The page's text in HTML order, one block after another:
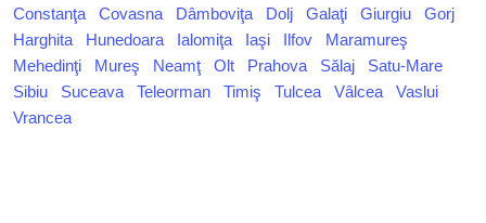
Constanţa
Covasna Dâmboviţa Dolj Galaţi Giurgiu
Gorj
Harghita
Hunedoara Ialomiţa Iaşi Ilfov
Maramureş
Mehedinţi
Mureş Neamţ Olt Prahova Sălaj
Satu-Mare
Sibiu
Suceava Teleorman Timiş Tulcea Vâlcea
Vaslui
Vrancea